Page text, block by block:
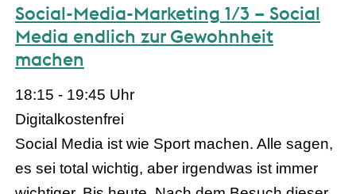
Social-Media-Marketing 1/3 – Social
Media endlich zur Gewohnheit
machen
18:15 - 19:45 Uhr
Digital kostenfrei
Social Media ist wie Sport machen. Alle sagen,
es sei total wichtig, aber irgendwas ist immer